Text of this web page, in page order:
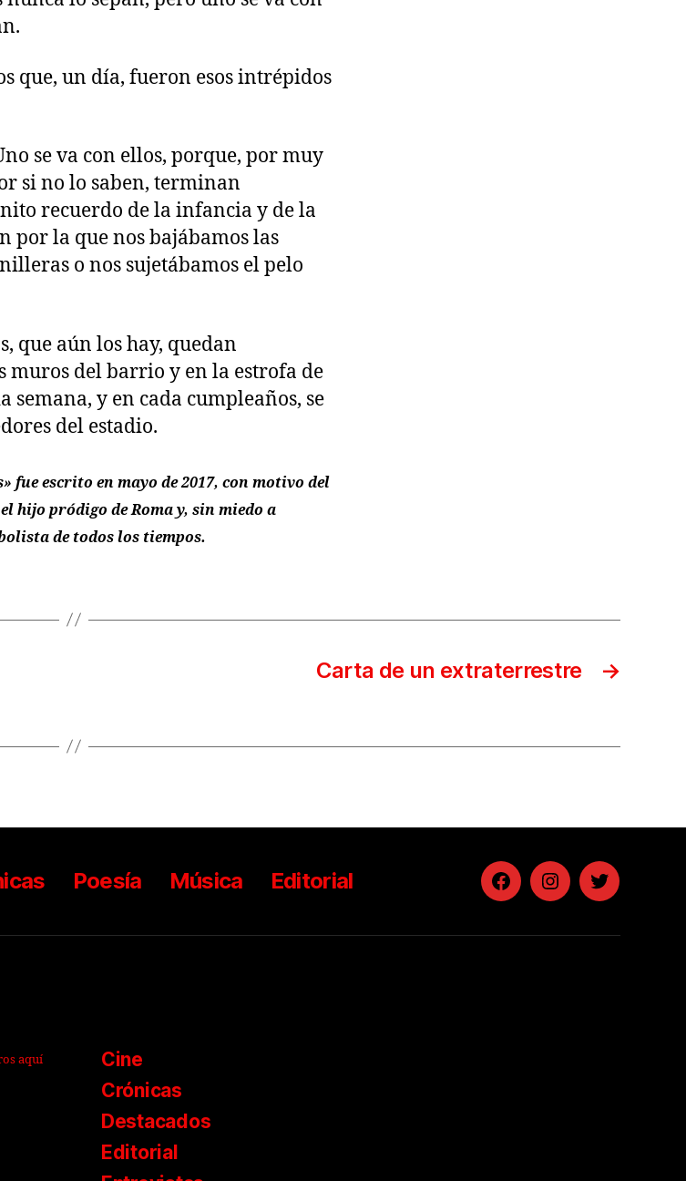
que, un día, fueron esos intrépidos
se va con ellos, porque, por muy
si no lo saben, terminan
recuerdo de la infancia y de la
por la que nos bajábamos las
o nos sujetábamos el pelo
que aún los hay, quedan
muros del barrio y en la estrofa de
semana, y en cada cumpleaños, se
del estadio.
fue escrito en mayo de 2017, con motivo del
hijo pródigo de Roma y, sin miedo a
de todos los tiempos.
→
Carta de un extraterrestre
Poesía Música Editorial FacebookInstagramTwitter
aquí
Cine
Crónicas
Destacados
Editorial